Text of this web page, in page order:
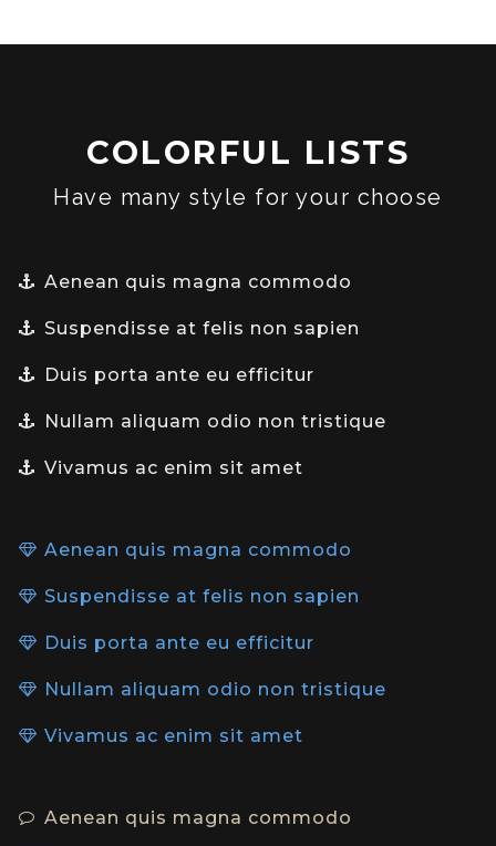
COLORFUL LISTS
Have many style for your choose
Aenean quis magna commodo
Suspendisse at felis non sapien
Duis porta ante eu efficitur
Nullam aliquam odio non tristique
Vivamus ac enim sit amet
Aenean quis magna commodo
Suspendisse at felis non sapien
Duis porta ante eu efficitur
Nullam aliquam odio non tristique
Vivamus ac enim sit amet
Aenean quis magna commodo